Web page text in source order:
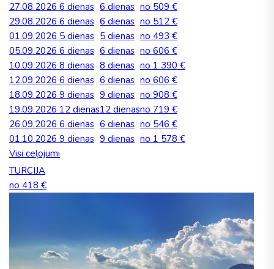
27.08.2026 6 dienas 6 dienas no 509 €
29.08.2026 6 dienas 6 dienas no 512 €
01.09.2026 5 dienas 5 dienas no 493 €
05.09.2026 6 dienas 6 dienas no 606 €
10.09.2026 8 dienas 8 dienas no 1 390 €
12.09.2026 6 dienas 6 dienas no 606 €
18.09.2026 9 dienas 9 dienas no 908 €
19.09.2026 12 dienas12 dienasno 719 €
26.09.2026 6 dienas 6 dienas no 546 €
01.10.2026 9 dienas 9 dienas no 1 578 €
Visi ceļojumi
TURCIJA
no 418 €